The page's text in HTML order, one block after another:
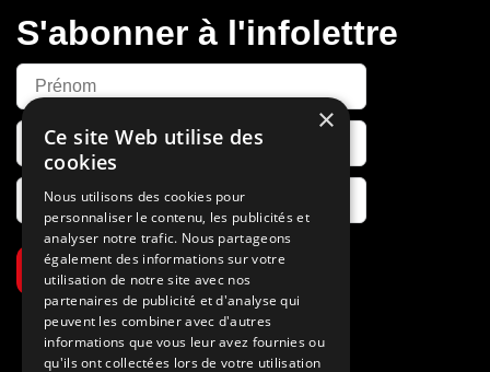
S'abonner à l'infolettre
S’abonner
×
Ce site Web utilise des
cookies
Nous utilisons des cookies pour
personnaliser le contenu, les publicités et
analyser notre trafic. Nous partageons
également des informations sur votre
utilisation de notre site avec nos
partenaires de publicité et d'analyse qui
peuvent les combiner avec d'autres
informations que vous leur avez fournies ou
qu'ils ont collectées lors de votre utilisation